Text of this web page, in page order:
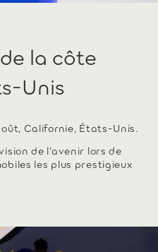
la côte
Unis
Californie, États-Unis.
de l’avenir lors de
les plus prestigieux